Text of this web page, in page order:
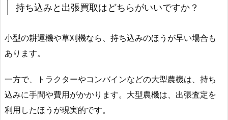
持ち込みと出張買取はどちらがいいですか？
小型の耕運機や草刈機なら、持ち込みのほうが早い場合も
あります。
一方で、トラクターやコンバインなどの大型農機は、持ち
込みに手間や費用がかかります。大型農機は、出張査定を
利用したほうが現実的です。